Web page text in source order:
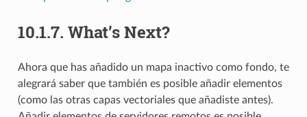
10.1.7. What’s Next?
Ahora que has añadido un mapa inactivo como fondo, te
alegrará saber que también es posible añadir elementos
(como las otras capas vectoriales que añadiste antes).